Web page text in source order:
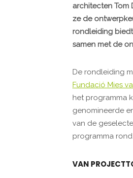
architecten Tom
ze de
rondleiding
samen met de
De rondleiding
Fundació Mies
het programma
genomineerde
van de
programma
VAN